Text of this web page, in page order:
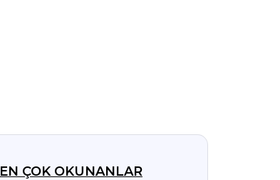
EN ÇOK OKUNANLAR